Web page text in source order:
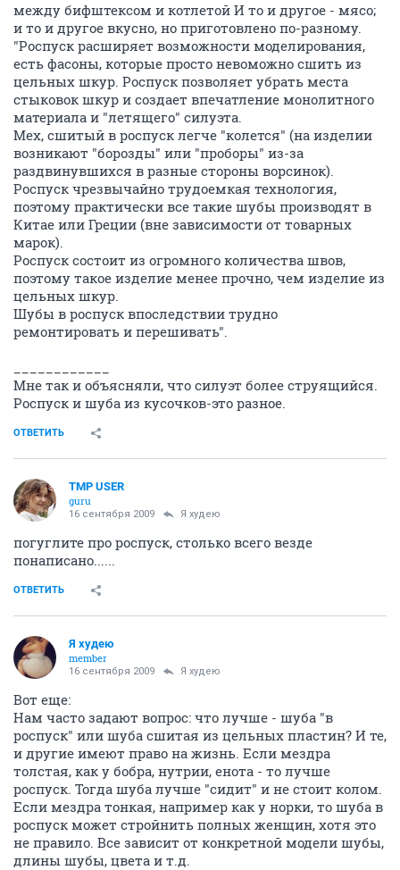
между бифштексом и котлетой И то и другое - мясо;
и то и другое вкусно, но приготовлено по-разному.
"Роспуск расширяет возможности моделирования,
есть фасоны, которые просто невоможно сшить из
цельных шкур. Роспуск позволяет убрать места
стыковок шкур и создает впечатление монолитного
материала и "летящего" силуэта.
Мех, сшитый в роспуск легче "колется" (на изделии
возникают "борозды" или "проборы" из-за
раздвинувшихся в разные стороны ворсинок).
Роспуск чрезвычайно трудоемкая технология,
поэтому практически все такие шубы производят в
Китае или Греции (вне зависимости от товарных
марок).
Роспуск состоит из огромного количества швов,
поэтому такое изделие менее прочно, чем изделие из
цельных шкур.
Шубы в роспуск впоследствии трудно
ремонтировать и перешивать".
Мне так и объясняли, что силуэт более струящийся.
Роспуск и шуба из кусочков-это разное.
ОТВЕТИТЬ
TMP USER
guru
16 сентября 2009 Я худею
погуглите про роспуск, столько всего везде
понаписано......
ОТВЕТИТЬ
Я худею
member
16 сентября 2009 Я худею
Вот еще:
Нам часто задают вопрос: что лучше - шуба "в
роспуск" или шуба сшитая из цельных пластин? И те,
и другие имеют право на жизнь. Если мездра
толстая, как у бобра, нутрии, енота - то лучше
роспуск. Тогда шуба лучше "сидит" и не стоит колом.
Если мездра тонкая, например как у норки, то шуба в
роспуск может стройнить полных женщин, хотя это
не правило. Все зависит от конкретной модели шубы,
длины шубы, цвета и т.д.